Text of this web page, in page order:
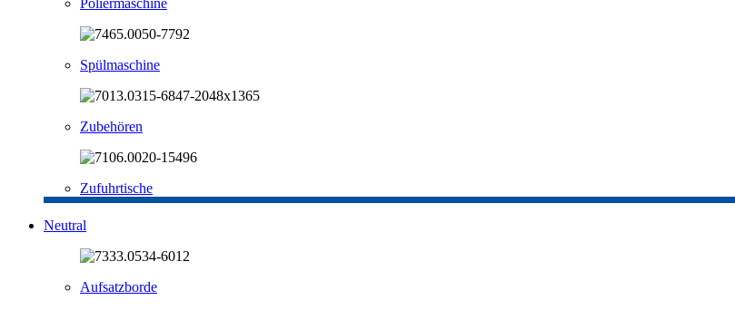
Poliermaschine
Spülmaschine
Zubehören
Zufuhrtische
Neutral
Aufsatzborde